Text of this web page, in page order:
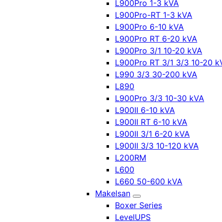
L900Pro 1-3 kVA
L900Pro-RT 1-3 kVA
L900Pro 6-10 kVA
L900Pro RT 6-20 kVA
L900Pro 3/1 10-20 kVA
L900Pro RT 3/1 3/3 10-20
L990 3/3 30-200 kVA
L890
L900Pro 3/3 10-30 kVA
L900II 6-10 kVA
L900II RT 6-10 kVA
L900II 3/1 6-20 kVA
L900II 3/3 10-120 kVA
L200RM
L600
L660 50-600 kVA
Makelsan
Boxer Series
LevelUPS